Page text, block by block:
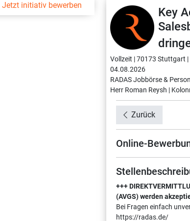
Jetzt initiativ bewerben
Key
Vollzeit |70173 Stuttgart |
04.08.2026
RADAS Jobbörse &
Herr Roman Reysh |
Zurück
Online-
+++
(AVGS) werden
Bei Fragen einfach
https://radas.de/